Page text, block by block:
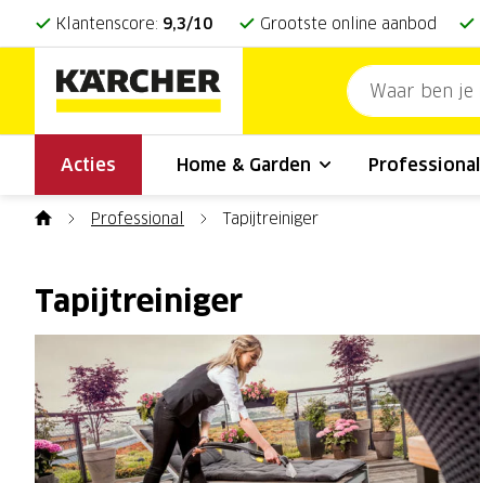
Klantenscore: 9,3/10 Grootste online aanbod
Acties Home & Garden Professional
Professional Tapijtreiniger
Tapijtreiniger